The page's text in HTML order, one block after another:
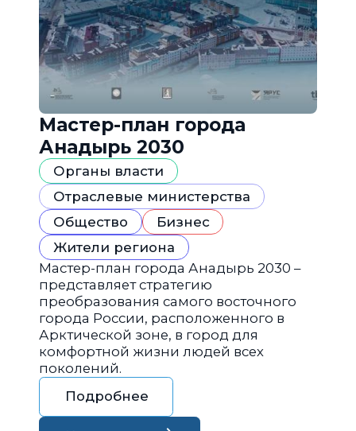
Мастер-план города
Анадырь 2030
Органы власти
Отраслевые министерства
Общество
Бизнес
Жители региона
Мастер-план города Анадырь 2030 –
представляет стратегию
преобразования самого восточного
города России, расположенного в
Арктической зоне, в город для
комфортной жизни людей всех
поколений.
Подробнее